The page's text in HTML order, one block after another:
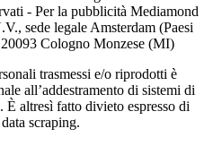
- Per la pubblicità Mediamond
sede legale Amsterdam (Paesi
Cologno Monzese (MI)
trasmessi e/o riprodotti è
all’addestramento di sistemi di
altresì fatto divieto espresso di
scraping.